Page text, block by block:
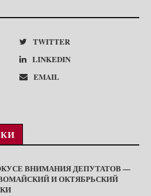
TWITTER
LINKEDIN
EMAIL
ВНИМАНИЯ ДЕПУТАТОВ —
И ОКТЯБРЬСКИЙ